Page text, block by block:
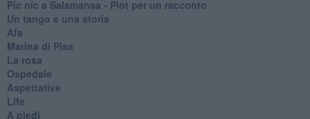
Pic nic a Salamansa - Plot per un racconto
Un tango e una storia
Afa
Marina di Pisa
La rosa
Ospedale
Aspettative
Life
A piedi